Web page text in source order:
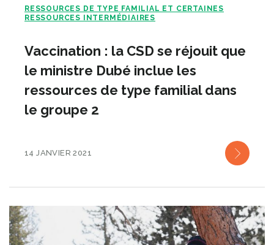
RESSOURCES DE TYPE FAMILIAL ET CERTAINES
RESSOURCES INTERMÉDIAIRES
Vaccination : la CSD se réjouit que
le ministre Dubé inclue les
ressources de type familial dans
le groupe 2
14 JANVIER 2021